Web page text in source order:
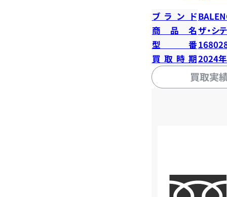
ブランド
商品名ザ・シ
型番
買取時期2024
買取実